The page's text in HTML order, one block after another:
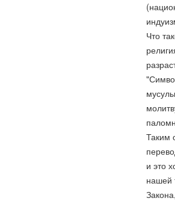
Что
Таким
и это
нашей